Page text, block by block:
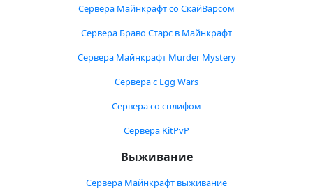
Сервера Майнкрафт со СкайВарсом
Сервера Браво Старс в Майнкрафт
Сервера Майнкрафт Murder Mystery
Сервера с Egg Wars
Сервера со сплифом
Сервера KitPvP
Выживание
Сервера Майнкрафт выживание